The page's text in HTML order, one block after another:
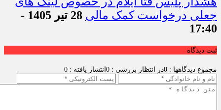
جعلی درخواست کمک مالی
28 تیر 1405 -
17:40
ثبت دیدگاه
مجموع دیدگاهها : 0 در انتظار بررسی : 0 انتشار یافته : 0